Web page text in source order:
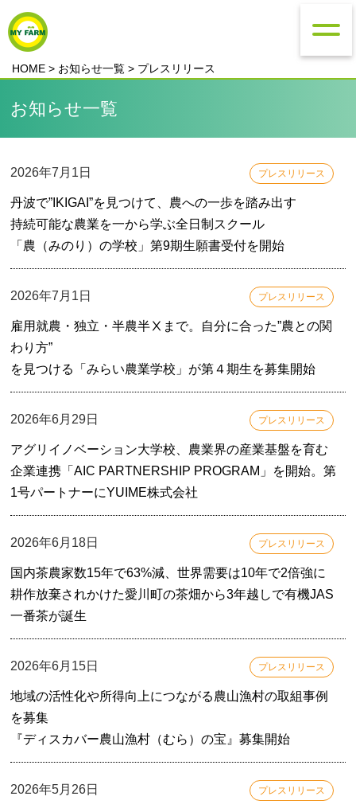
HOME > お知らせ一覧 > プレスリリース
お知らせ一覧
2026年7月1日 プレスリリース
丹波で”IKIGAI”を見つけて、農への一歩を踏み出す
持続可能な農業を一から学ぶ全日制スクール
「農（みのり）の学校」第9期生願書受付を開始
2026年7月1日 プレスリリース
雇用就農・独立・半農半Ⅹまで。自分に合った”農との関
わり方”
を見つける「みらい農業学校」が第４期生を募集開始
2026年6月29日 プレスリリース
アグリイノベーション大学校、農業界の産業基盤を育む
企業連携「AIC PARTNERSHIP PROGRAM」を開始。第
1号パートナーにYUIME株式会社
2026年6月18日 プレスリリース
国内茶農家数15年で63%減、世界需要は10年で2倍強に
耕作放棄されかけた愛川町の茶畑から3年越しで有機JAS
一番茶が誕生
2026年6月15日 プレスリリース
地域の活性化や所得向上につながる農山漁村の取組事例
を募集
『ディスカバー農山漁村（むら）の宝』募集開始
2026年5月26日 プレスリリース